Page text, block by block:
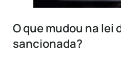
O que mudou na lei
sancionada?